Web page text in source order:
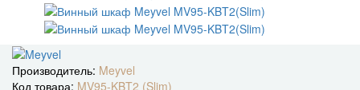
Производитель: Meyvel
Код товара: MV95-KBT2 (Slim)